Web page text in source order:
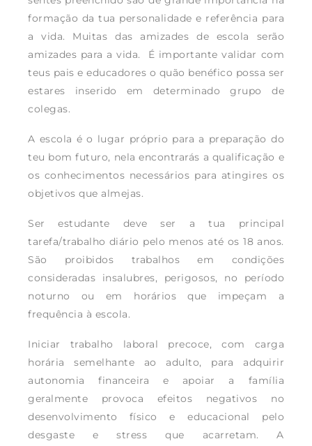
formação da tua personalidade e referência para
a vida. Muitas das amizades de escola serão
amizades para a vida. É importante validar com
teus pais e educadores o quão benéfico possa ser
estares inserido em determinado grupo de
colegas.
A escola é o lugar próprio para a preparação do
teu bom futuro, nela encontrarás a qualificação e
os conhecimentos necessários para atingires os
objetivos que almejas.
Ser estudante deve ser a tua principal
tarefa/trabalho diário pelo menos até os 18 anos.
São proibidos trabalhos em condições
consideradas insalubres, perigosos, no período
noturno ou em horários que impeçam a
frequência à escola.
Iniciar trabalho laboral precoce, com carga
horária semelhante ao adulto, para adquirir
autonomia financeira e apoiar a família
geralmente provoca efeitos negativos no
desenvolvimento físico e educacional pelo
desgaste e stress que acarretam. A